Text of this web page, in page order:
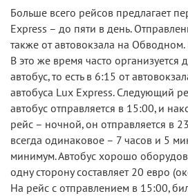
Больше всего рейсов предлагает
Express – до пяти в день.
также от автовокзала на
В это же время часто организуется
автобус, то есть в 6:15 от
автобуса Lux Express. Следующий
автобус отправляется в 15:00, и
рейс – ночной, он отправляется в
всегда одинаковое – 7 часов и 5
минимум. Автобус хорошо
одну сторону составляет 20 евро
На рейс с отправлением в 15:00,